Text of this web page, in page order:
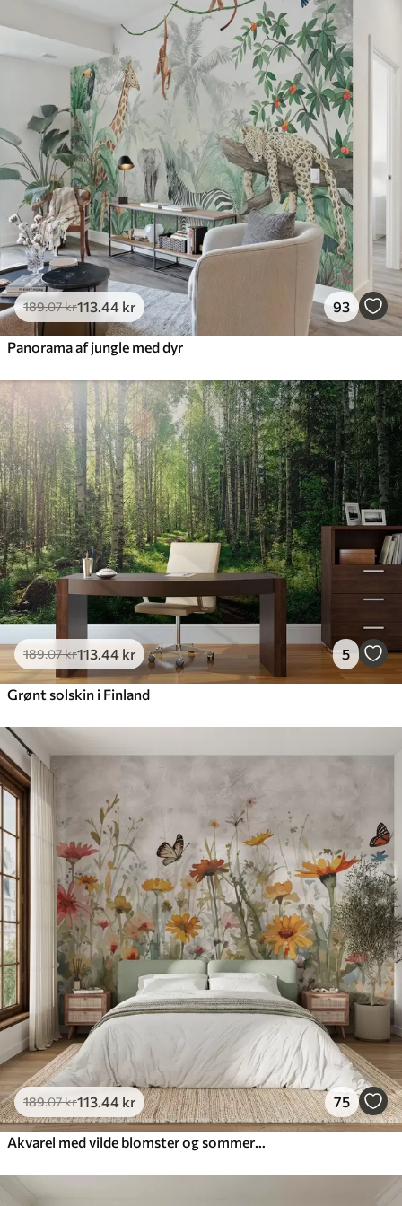
Premium
.33269.00kr/m²
Premium vinyl
516.67310.00 kr/m²
Peel and Stick
666.67400.00kr/m²
189.07kr113 .44 kr 93
Panorama af jungle med dyr
189.07kr113 .44 kr 5
Grønt solskin i Finland
189.07kr113 .44 kr 75